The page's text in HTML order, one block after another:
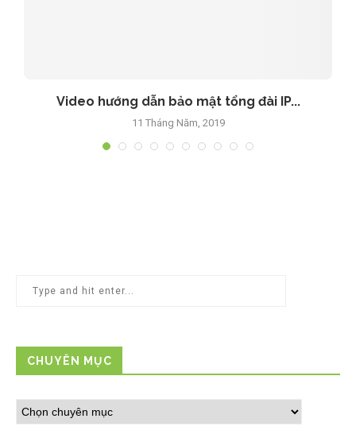
Video hướng dẫn bảo mật tổng đài IP...
11 Tháng Năm, 2019
CHUYÊN MỤC